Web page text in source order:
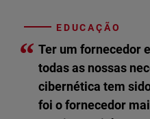
EDUCAÇÃO
“ Ter um fornecedor
todas as nossas
cibernética tem
foi o fornecedor